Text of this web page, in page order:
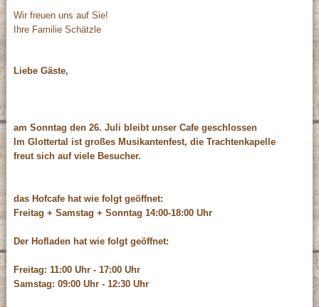
Wir freuen uns auf Sie!
Ihre Familie Schätzle
Liebe Gäste,
am Sonntag den 26. Juli bleibt unser Cafe geschlossen
Im Glottertal ist großes Musikantenfest, die Trachtenkapelle
freut sich auf viele Besucher.
das Hofcafe hat wie folgt geöffnet:
Freitag + Samstag + Sonntag 14:00-18:00 Uhr
Der Hofladen hat wie folgt geöffnet:
Freitag: 11:00 Uhr - 17:00 Uhr
Samstag: 09:00 Uhr - 12:30 Uhr